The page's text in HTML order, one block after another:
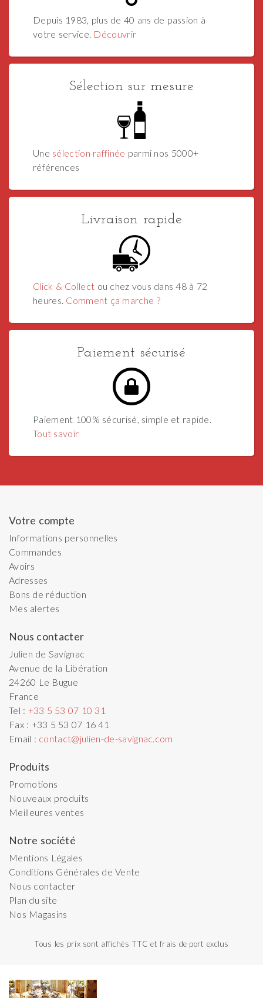
Depuis 1983, plus de 40 ans de passion à
votre service. Découvrir
Sélection sur mesure
Une sélection raffinée parmi nos 5000+
références
Livraison rapide
Click & Collect ou chez vous dans 48 à 72
heures. Comment ça marche ?
Paiement sécurisé
Paiement 100% sécurisé, simple et rapide.
Tout savoir
Votre compte
Informations personnelles
Commandes
Avoirs
Adresses
Bons de réduction
Mes alertes
Nous contacter
Julien de Savignac
Avenue de la Libération
24260 Le Bugue
France
Tel : +33 5 53 07 10 31
Fax : +33 5 53 07 16 41
Email : contact@julien-de-savignac.com
Produits
Promotions
Nouveaux produits
Meilleures ventes
Notre société
Mentions Légales
Conditions Générales de Vente
Nous contacter
Plan du site
Nos Magasins
Tous les prix sont affichés TTC et frais de port exclus